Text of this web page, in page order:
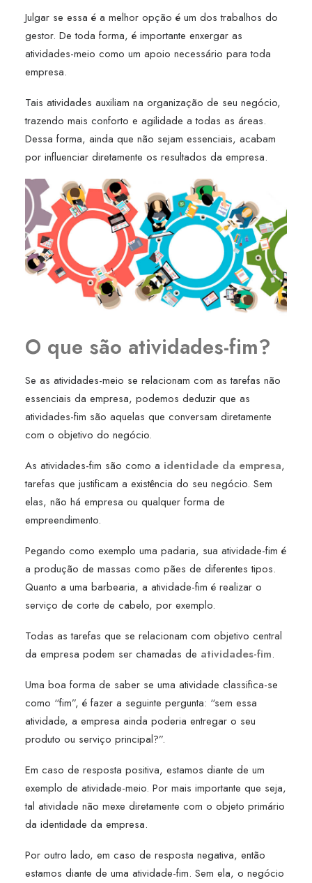
Julgar se essa é a melhor opção é um dos trabalhos do
gestor. De toda forma, é importante enxergar as
atividades-meio como um apoio necessário para toda
empresa.
Tais atividades auxiliam na organização de seu negócio,
trazendo mais conforto e agilidade a todas as áreas.
Dessa forma, ainda que não sejam essenciais, acabam
por influenciar diretamente os resultados da empresa.
O que são atividades-fim?
Se as atividades-meio se relacionam com as tarefas não
essenciais da empresa, podemos deduzir que as
atividades-fim são aquelas que conversam diretamente
com o objetivo do negócio.
As atividades-fim são como a identidade da empresa,
tarefas que justificam a existência do seu negócio. Sem
elas, não há empresa ou qualquer forma de
empreendimento.
Pegando como exemplo uma padaria, sua atividade-fim é
a produção de massas como pães de diferentes tipos.
Quanto a uma barbearia, a atividade-fim é realizar o
serviço de corte de cabelo, por exemplo.
Todas as tarefas que se relacionam com objetivo central
da empresa podem ser chamadas de atividades-fim.
Uma boa forma de saber se uma atividade classifica-se
como “fim”, é fazer a seguinte pergunta: “sem essa
atividade, a empresa ainda poderia entregar o seu
produto ou serviço principal?”.
Em caso de resposta positiva, estamos diante de um
exemplo de atividade-meio. Por mais importante que seja,
tal atividade não mexe diretamente com o objeto primário
da identidade da empresa.
Por outro lado, em caso de resposta negativa, então
estamos diante de uma atividade-fim. Sem ela, o negócio